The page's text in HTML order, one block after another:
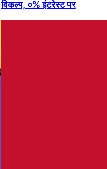
विकल्प, ०% इंटरेस्ट पर